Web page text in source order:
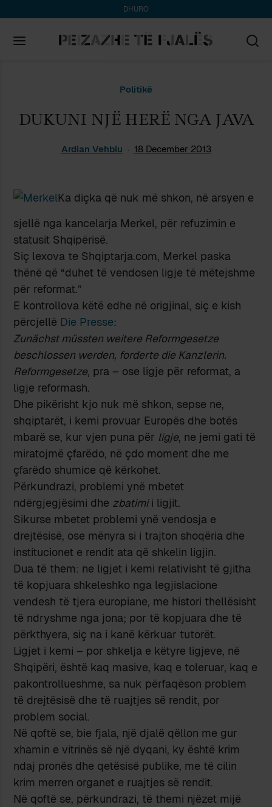
DHURO
Politikë
DUKUNI NJË HERË NGA JAVA
Ardian Vehbiu 18 December 2013
Ka diçka që nuk më shkon, në arsyen e
sjellë nga kancelarja Merkel, për refuzimin e
statusit Shqipërisë.
Siç lexova te Shqiptarja.com, Merkel paska
thënë që “duhet të vendosen ligje të mëtejshme
për reformat.”
E kontrollova këtë edhe në origjinal, siç e kish
përcjellë Die Presse:
Zunächst müssten weitere Reformgesetze
beschlossen werden, forderte die Kanzlerin.
Reformgesetze, pra – ose ligje për reformat, a
ligje reformash.
Dhe pikërisht kjo nuk më shkon, sepse ne,
shqiptarët, i kemi provuar Europës dhe botës
mbarë se, kur vjen puna për ligje, ne jemi gati të
miratojmë çfarëdo, në çdo moment dhe me
çfarëdo shumice që kërkohet.
Përkundrazi, problemi ynë mbetet
ndërgjegjësimi dhe zbatimii ligjit.
Sikurse mbetet problemi ynë vendosja e
drejtësisë, ose mënyra si i trajton shoqëria dhe
institucionet e rendit ata që shkelin ligjin.
Dua të them: ne ligjet i kemi relativisht të gjitha
të kopjuara shkeleshko nga legjislacione
vendesh të tjera europiane, me histori thellësisht
të ndryshme nga jona; por të kopjuara dhe të
përkthyera, siç na i kanë kërkuar tutorët.
Ligjet i kemi – por shkelja e këtyre ligjeve, në
Shqipëri, është kaq masive, kaq e toleruar, kaq e
pakontrollueshme, sa nuk përfaqëson problem
të drejtësisë dhe të ruajtjes së rendit, por
problem social.
Në qoftë se, bie fjala, një djalë qëllon me gur
xhamin e vitrinës së një dyqani, ky është krim
ndaj pronës dhe qetësisë publike, me të cilin
krim merren organet e ruajtjes së rendit.
Në qoftë se, përkundrazi, të themi njëzet mijë